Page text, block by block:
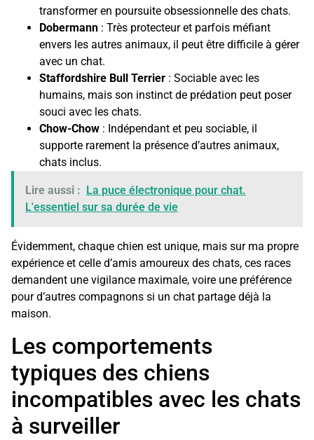
transformer en poursuite obsessionnelle des chats.
Dobermann : Très protecteur et parfois méfiant
envers les autres animaux, il peut être difficile à gérer
avec un chat.
Staffordshire Bull Terrier : Sociable avec les
humains, mais son instinct de prédation peut poser
souci avec les chats.
Chow-Chow : Indépendant et peu sociable, il
supporte rarement la présence d’autres animaux,
chats inclus.
Lire aussi :
La puce électronique pour chat.
L'essentiel sur sa durée de vie
Évidemment, chaque chien est unique, mais sur ma propre
expérience et celle d’amis amoureux des chats, ces races
demandent une vigilance maximale, voire une préférence
pour d’autres compagnons si un chat partage déjà la
maison.
Les comportements
typiques des chiens
incompatibles avec les chats
à surveiller